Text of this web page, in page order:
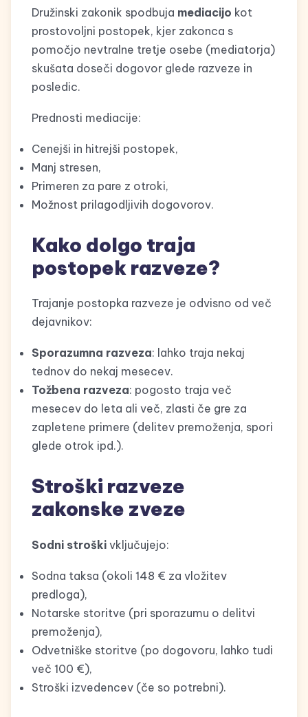
Družinski zakonik spodbuja mediacijo kot
prostovoljni postopek, kjer zakonca s
pomočjo nevtralne tretje osebe (mediatorja)
skušata doseči dogovor glede razveze in
posledic.
Prednosti mediacije:
Cenejši in hitrejši postopek,
Manj stresen,
Primeren za pare z otroki,
Možnost prilagodljivih dogovorov.
Kako dolgo traja
postopek razveze?
Trajanje postopka razveze je odvisno od več
dejavnikov:
Sporazumna razveza: lahko traja nekaj
tednov do nekaj mesecev.
Tožbena razveza: pogosto traja več
mesecev do leta ali več, zlasti če gre za
zapletene primere (delitev premoženja, spori
glede otrok ipd.).
Stroški razveze
zakonske zveze
Sodni stroški vključujejo:
Sodna taksa (okoli 148 € za vložitev
predloga),
Notarske storitve (pri sporazumu o delitvi
premoženja),
Odvetniške storitve (po dogovoru, lahko tudi
več 100 €),
Stroški izvedencev (če so potrebni).